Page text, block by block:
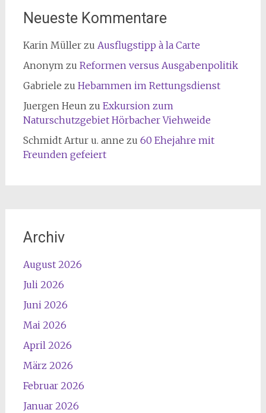
Neueste Kommentare
Karin Müllerzu Ausflugstipp à la Carte
Anonymzu Reformen versus Ausgabenpolitik
Gabriele zu Hebammen im Rettungsdienst
Juergen Heunzu Exkursion zum
Naturschutzgebiet Hörbacher Viehweide
Schmidt Artur u. anne zu 60 Ehejahre mit
Freunden gefeiert
Archiv
August 2026
Juli 2026
Juni 2026
Mai 2026
April 2026
März 2026
Februar 2026
Januar 2026